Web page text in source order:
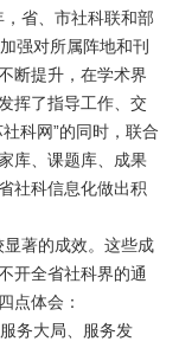
，省、市社科联和部
强对所属阵地和刊
断提升，在学术界
挥了指导工作、交
科网”的同时，联合
库、课题库、成果
社科信息化做出积
著的成效。这些成
开全省社科界的通
点体会：
务大局、服务发